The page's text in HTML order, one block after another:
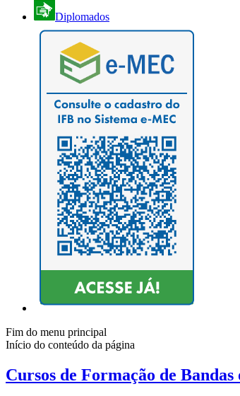
Diplomados
Fim do menu principal
Início do conteúdo da página
Cursos de Formação de